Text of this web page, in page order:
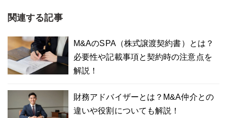
関連する記事
M&AのSPA（株式譲渡契約書）とは？
必要性や記載事項と契約時の注意点を
解説！
財務アドバイザーとは？M&A仲介との
違いや役割についても解説！